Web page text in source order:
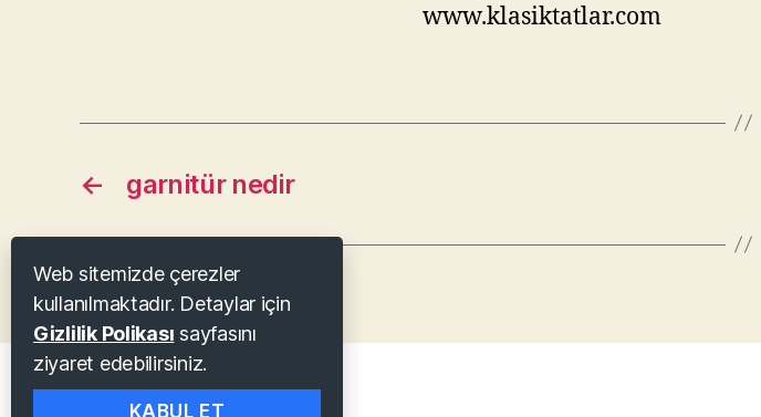
www.klasiktatlar.com
← garnitür nedir
© 2026KLASİK TATLAR
Web sitemizde çerezler
kullanılmaktadır. Detaylar için
Gizlilik Polikası sayfasını
ziyaret edebilirsiniz.
KABUL ET